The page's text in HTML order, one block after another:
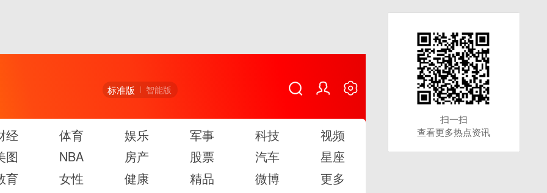
标准版 智能版
经 体育 娱乐 军事 科技
视频
图
NBA 房产 股票 汽车
星座
育
女性 健康 精品 微博 更多
扫一扫
查看更多热点资讯
扫一扫
查看更多热点资讯